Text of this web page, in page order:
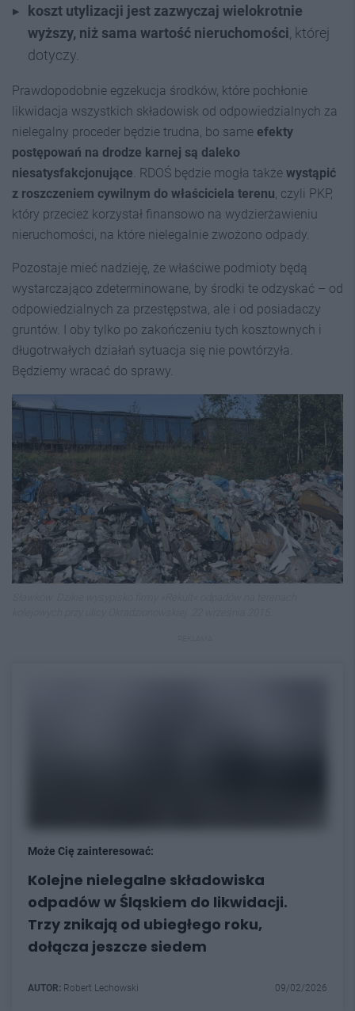
koszt utylizacji jest zazwyczaj wielokrotnie
wyższy, niż sama wartość nieruchomości , której
dotyczy.
Prawdopodobnie egzekucja środków, które pochłonie
likwidacja wszystkich składowisk od odpowiedzialnych za
nielegalny proceder będzie trudna, bo same efekty
postępowań na drodze karnej są daleko
niesatysfakcjonujące . RDOŚ będzie mogła także wystąpić
z roszczeniem cywilnym do właściciela terenu , czyli PKP,
który przecież korzystał finansowo na wydzierżawieniu
nieruchomości, na które nielegalnie zwożono odpady.
Pozostaje mieć nadzieję, że właściwe podmioty będą
wystarczająco zdeterminowane, by środki te odzyskać – od
odpowiedzialnych za przestępstwa, ale i od posiadaczy
gruntów. I oby tylko po zakończeniu tych kosztownych i
długotrwałych działań sytuacja się nie powtórzyła.
Będziemy wracać do sprawy.
Może Cię zainteresować:
Kolejne nielegalne składowiska
odpadów w Śląskiem do likwidacji.
Trzy znikają od ubiegłego roku,
dołącza jeszcze siedem
AUTOR: Robert Lechowski 09/02/2026